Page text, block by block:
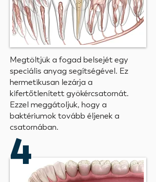
Megtöltjük a fogad belsejét egy
speciális anyag segítségével. Ez
hermetikusan lezárja a
kifertőtlenített gyökércsatornát.
Ezzel meggátoljuk, hogy a
baktériumok tovább éljenek a
csatornában.
4